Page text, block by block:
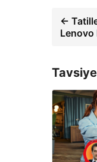
←
Lenovo